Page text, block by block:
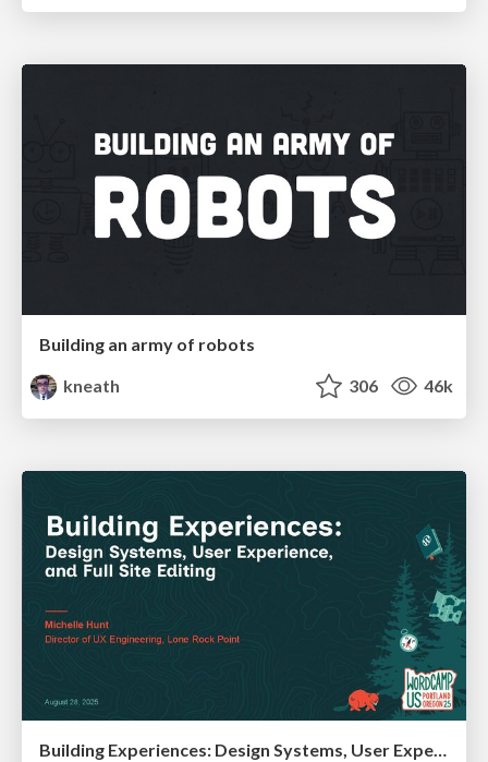
Building an army of robots
kneath
306 46k
Building Experiences: Design Systems, User Experience, and Full Site Editing